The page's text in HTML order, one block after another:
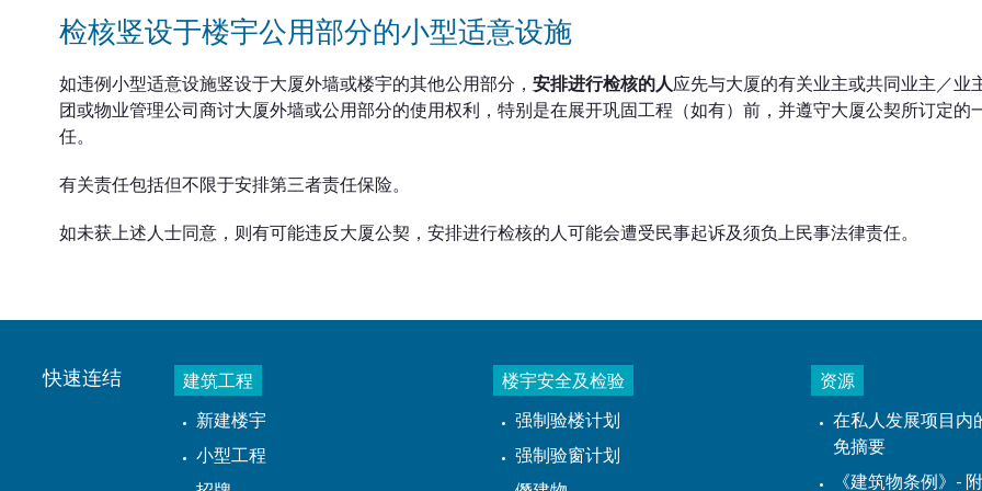
检核竖设于楼宇公用部分的小型适意设施
如违例小型适意设施竖设于大厦外墙或楼宇的其他公用部分， 安排进行检核的人应先与大厦的有关业主或共同业主／业
团或物业管理公司商讨大厦外墙或公用部分的使用权利，特别是在展开巩固工程（如有）前，并遵守大厦公契所订定的
任。
有关责任包括但不限于安排第三者责任保险。
如未获上述人士同意，则有可能违反大厦公契，安排进行检核的人可能会遭受民事起诉及须负上民事法律责任。
快速连结
建筑工程
新建楼宇
小型工程
楼宇安全及检验
强制验楼计划
强制验窗计划
资源
在私人发展项目内
免摘要
《建筑物条例》-